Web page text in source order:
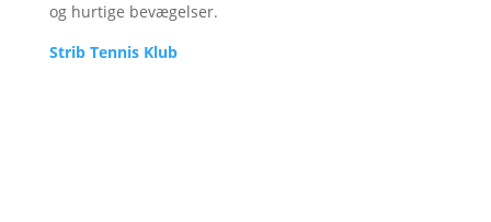
og hurtige bevægelser.
Strib Tennis Klub